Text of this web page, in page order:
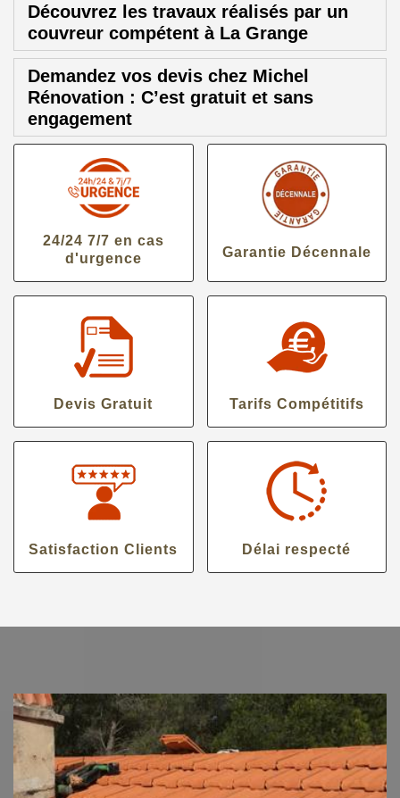
Découvrez les travaux réalisés par un
couvreur compétent à La Grange
Demandez vos devis chez Michel
Rénovation : C’est gratuit et sans
engagement
24/24 7/7 en cas
d'urgence
Garantie Décennale
Devis Gratuit Tarifs Compétitifs
Satisfaction Clients Délai respecté